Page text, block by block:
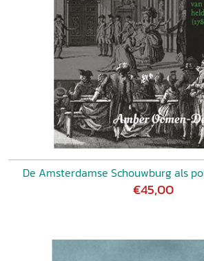
De Amsterdamse Schouwburg als
€45,00